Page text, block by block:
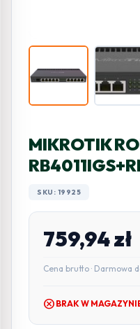
MIKROTIK
SKU: 19925
759,94zł
Cena brutto · Darmowa
cancel BRAK W